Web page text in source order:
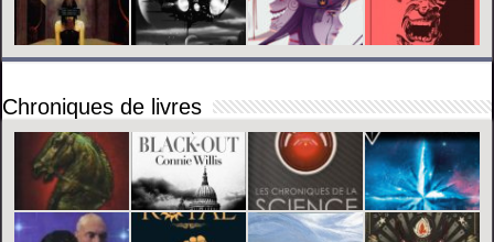
Chroniques de livres